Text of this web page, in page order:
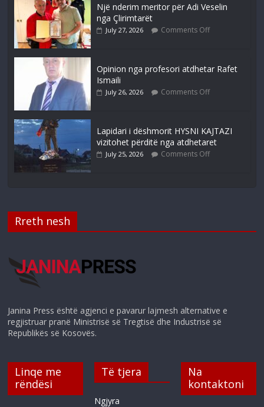
Një nderim meritor për Adi Veselin
nga Çlirimtarët
July 27, 2026 Comments Off
Opinion nga profesori atdhetar Rafet
Ismaili
July 26, 2026 Comments Off
Lapidari i dëshmorit HYSNI KAJTAZI
vizitohet përditë nga atdhetaret
July 25, 2026 Comments Off
Rreth nesh
Janina Press është agjenci e pavarur lajmesh alternative e
regjistruar pranë Ministrisë së Tregtisë dhe Industrisë së
Republikës së Kosovës.
Linqe me
rëndësi
Të tjera
Ngjyra
Na
kontaktoni